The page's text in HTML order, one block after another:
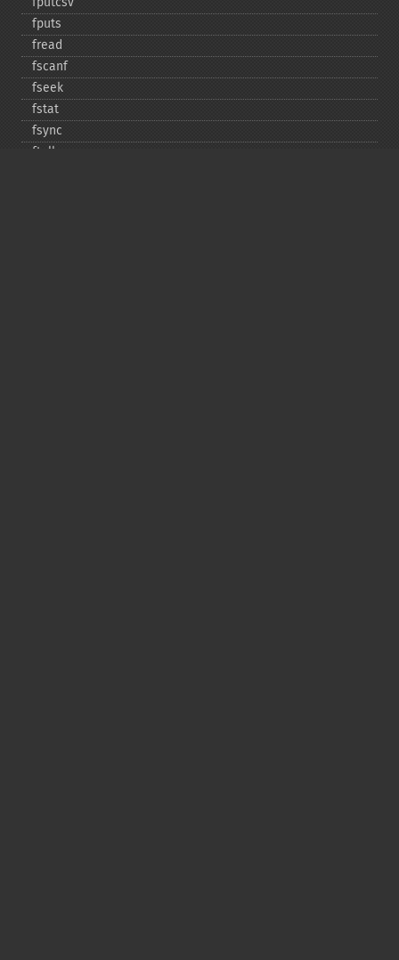
fputs
fread
fscanf
fseek
fstat
fsync
ftell